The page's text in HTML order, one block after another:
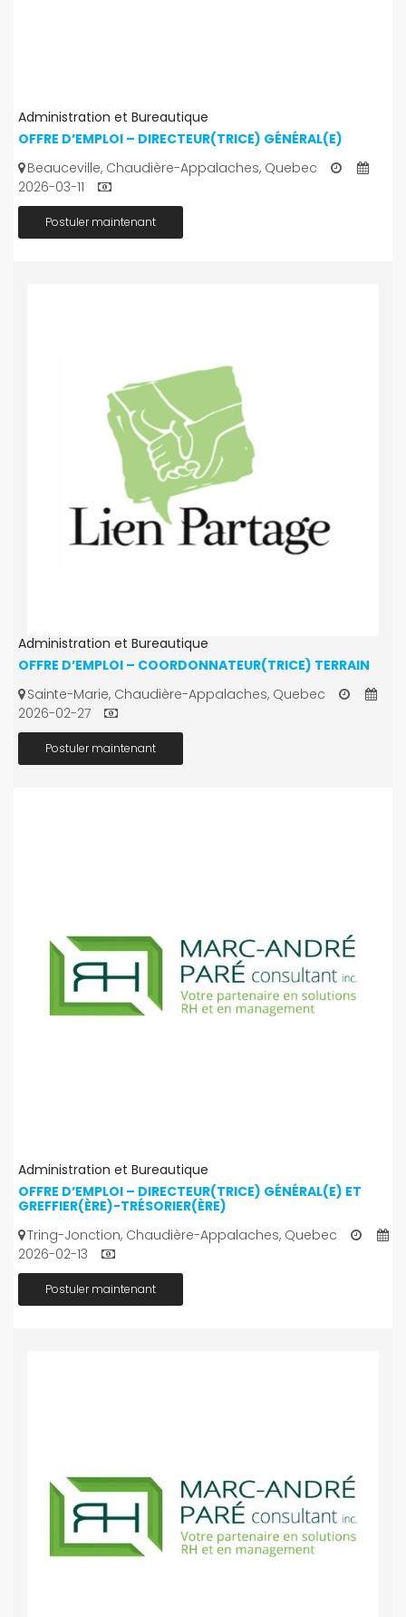
Administration et Bureautique
OFFRE D’EMPLOI – DIRECTEUR(TRICE) GÉNÉRAL(E)
Beauceville, Chaudière-Appalaches, Quebec
2026-03-11
Postuler maintenant
Administration et Bureautique
OFFRE D’EMPLOI – COORDONNATEUR(TRICE) TERRAIN
Sainte-Marie, Chaudière-Appalaches, Quebec
2026-02-27
Postuler maintenant
Administration et Bureautique
OFFRE D’EMPLOI – DIRECTEUR(TRICE) GÉNÉRAL(E) ET
GREFFIER(ÈRE)-TRÉSORIER(ÈRE)
Tring-Jonction, Chaudière-Appalaches, Quebec
2026-02-13
Postuler maintenant